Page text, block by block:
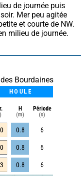
de journée puis
Mer peu agitée
et courte de NW.
milieu de journée.
Bourdaines
HOULE
H
(m)
Période
(s)
0.8 6
0.8 6
0.8 6